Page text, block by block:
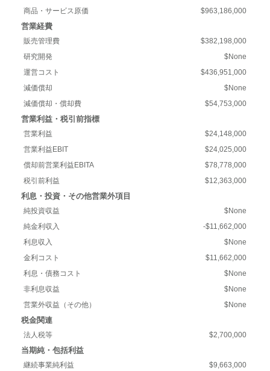
商品・サービス原価
$963,186,000
営業経費
販売管理費
$382,198,000
研究開発
$None
運営コスト
$436,951,000
減価償却
$None
減価償却・償却費
$54,753,000
営業利益・税引前指標
営業利益
$24,148,000
営業利益EBIT
$24,025,000
償却前営業利益EBITA
$78,778,000
税引前利益
$12,363,000
利息・投資・その他営業外項目
純投資収益
$None
純金利収入
-$11,662,000
利息収入
$None
金利コスト
$11,662,000
利息・債務コスト
$None
非利息収益
$None
営業外収益（その他）
$None
税金関連
法人税等 $2,700,000
当期純・包括利益
継続事業純利益
$9,663,000